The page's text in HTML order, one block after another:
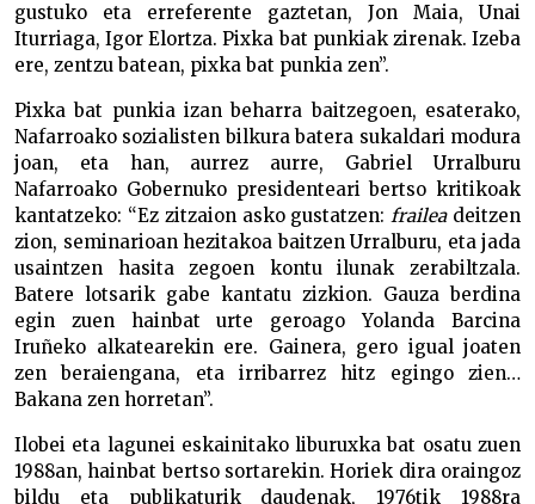
gustuko eta erreferente gaztetan, Jon Maia, Unai
Iturriaga, Igor Elortza. Pixka bat punkiak zirenak. Izeba
ere, zentzu batean, pixka bat punkia zen”.
Pixka bat punkia izan beharra baitzegoen, esaterako,
Nafarroako sozialisten bilkura batera sukaldari modura
joan, eta han, aurrez aurre, Gabriel Urralburu
Nafarroako Gobernuko presidenteari bertso kritikoak
kantatzeko: “Ez zitzaion asko gustatzen:fraileadeitzen
zion, seminarioan hezitakoa baitzen Urralburu, eta jada
usaintzen hasita zegoen kontu ilunak zerabiltzala.
Batere lotsarik gabe kantatu zizkion. Gauza berdina
egin zuen hainbat urte geroago Yolanda Barcina
Iruñeko alkatearekin ere. Gainera, gero igual joaten
zen beraiengana, eta irribarrez hitz egingo zien…
Bakana zen horretan”.
Ilobei eta lagunei eskainitako liburuxka bat osatu zuen
1988an, hainbat bertso sortarekin. Horiek dira oraingoz
bildu eta publikaturik daudenak, 1976tik 1988ra